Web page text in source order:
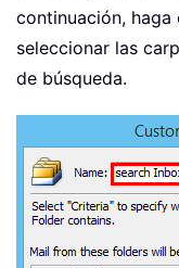
continuación, haga
seleccionar las
de búsqueda.